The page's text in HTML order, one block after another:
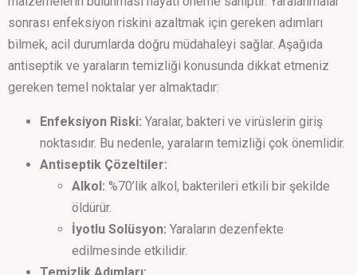
sonrası enfeksiyon riskini azaltmak için gereken adımları
bilmek, acil durumlarda doğru müdahaleyi sağlar. Aşağıda
antiseptik ve yaraların temizliği konusunda dikkat etmeniz
gereken temel noktalar yer almaktadır:
Enfeksiyon Riski: Yaralar, bakteri ve virüslerin giriş
noktasıdır. Bu nedenle, yaraların temizliği çok önemlidir.
Antiseptik Çözeltiler:
Alkol: %70’lik alkol, bakterileri etkili bir şekilde
öldürür.
İyotlu Solüsyon: Yaraların dezenfekte
edilmesinde etkilidir.